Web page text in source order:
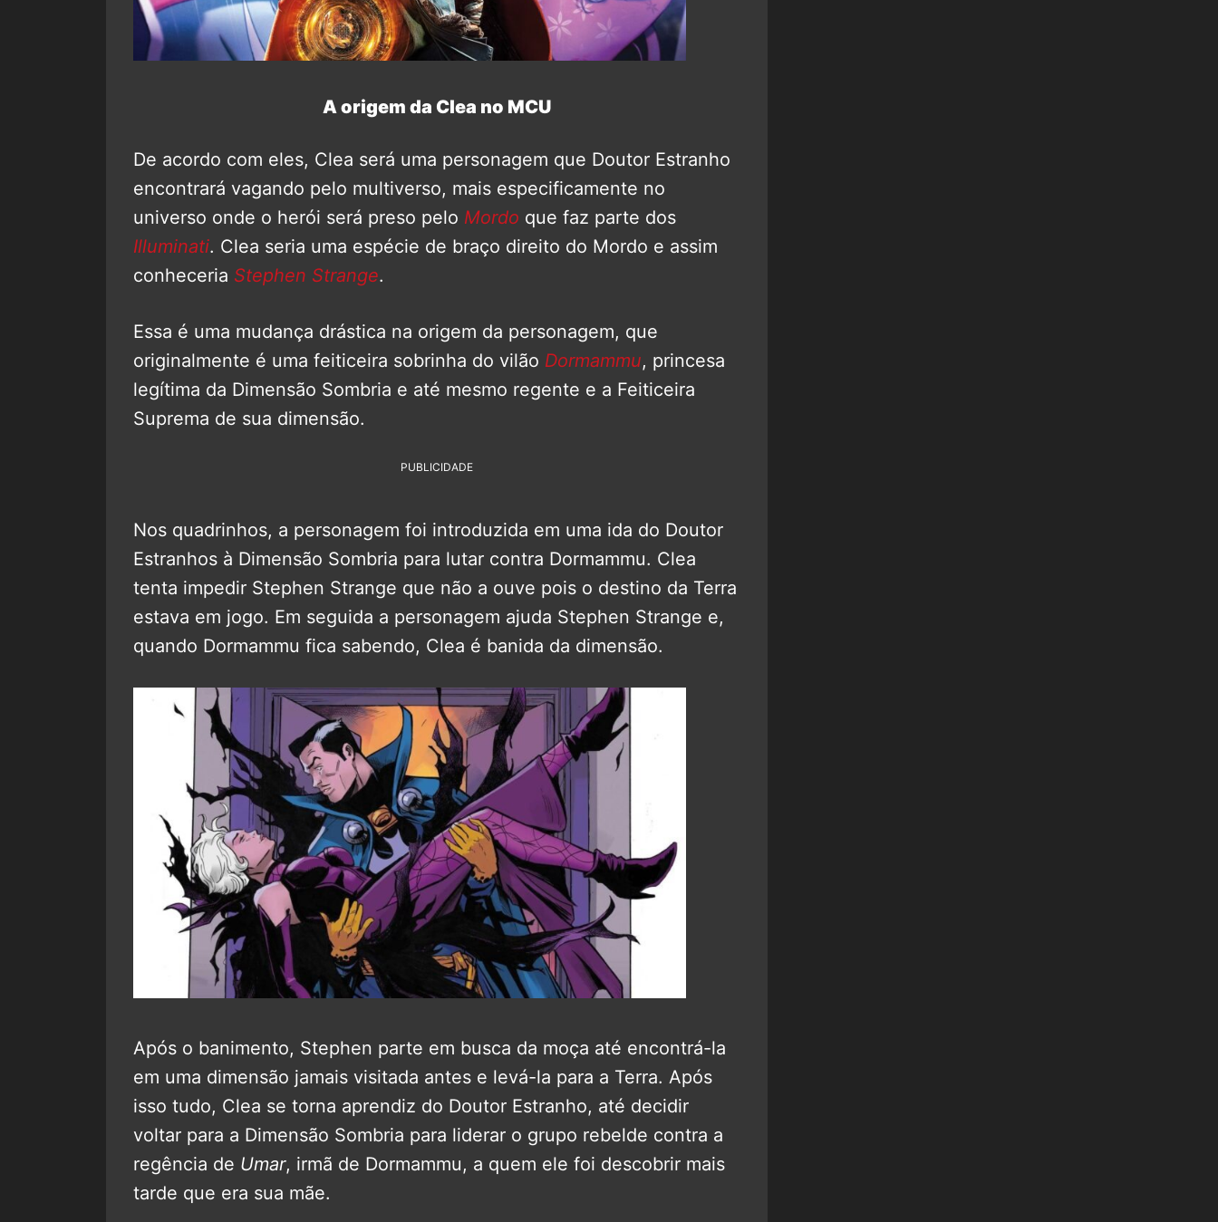
A origem da Clea no MCU
De acordo com eles, Clea será uma personagem que Doutor Estranho
encontrará vagando pelo multiverso, mais especificamente no
universo onde o herói será preso pelo Mordo que faz parte dos
Illuminati. Clea seria uma espécie de braço direito do Mordo e assim
conheceria Stephen Strange.
Essa é uma mudança drástica na origem da personagem, que
originalmente é uma feiticeira sobrinha do vilão Dormammu, princesa
legítima da Dimensão Sombria e até mesmo regente e a Feiticeira
Suprema de sua dimensão.
PUBLICIDADE
Nos quadrinhos, a personagem foi introduzida em uma ida do Doutor
Estranhos à Dimensão Sombria para lutar contra Dormammu. Clea
tenta impedir Stephen Strange que não a ouve pois o destino da Terra
estava em jogo. Em seguida a personagem ajuda Stephen Strange e,
quando Dormammu fica sabendo, Clea é banida da dimensão.
Após o banimento, Stephen parte em busca da moça até encontrá-la
em uma dimensão jamais visitada antes e levá-la para a Terra. Após
isso tudo, Clea se torna aprendiz do Doutor Estranho, até decidir
voltar para a Dimensão Sombria para liderar o grupo rebelde contra a
regência de Umar, irmã de Dormammu, a quem ele foi descobrir mais
tarde que era sua mãe.